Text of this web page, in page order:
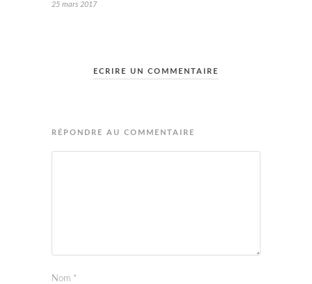
25 mars 2017
ECRIRE UN COMMENTAIRE
RÉPONDRE AU COMMENTAIRE
Nom *